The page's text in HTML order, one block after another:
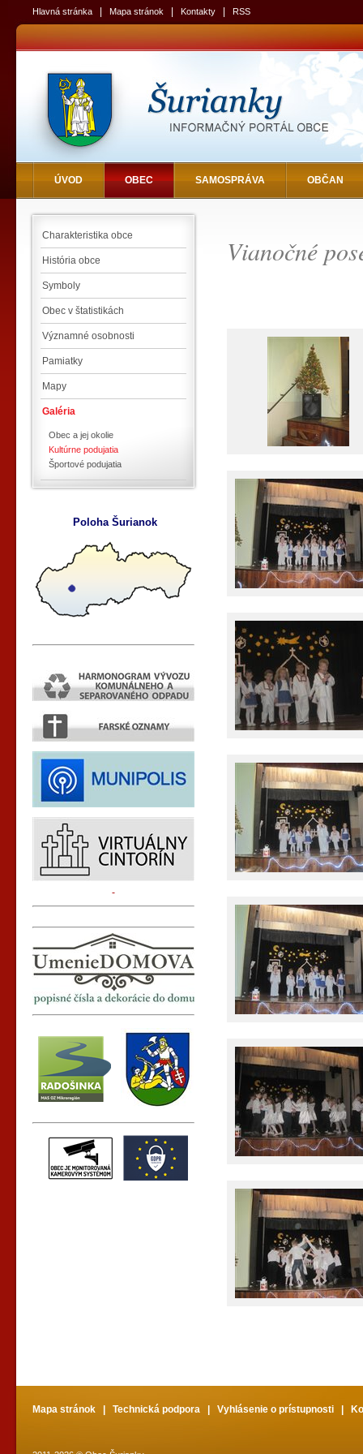
Hlavná stránka Mapa stránok Kontakty RSS
ÚVOD OBEC SAMOSPRÁVA OBČAN
Charakteristika obce
História obce
Symboly
Obec v štatistikách
Významné osobnosti
Pamiatky
Mapy
Galéria
Obec a jej okolie
Kultúrne podujatia
Športové podujatia
Poloha Šurianok
Vianočné
Mapa stránok Technická podpora Vyhlásenie o prístupnosti